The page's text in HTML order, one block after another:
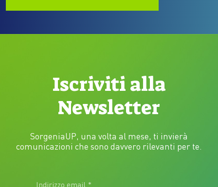
Iscriviti alla
Newsletter
SorgeniaUP, una volta al mese, ti invierà
comunicazioni che sono davvero rilevanti per te.